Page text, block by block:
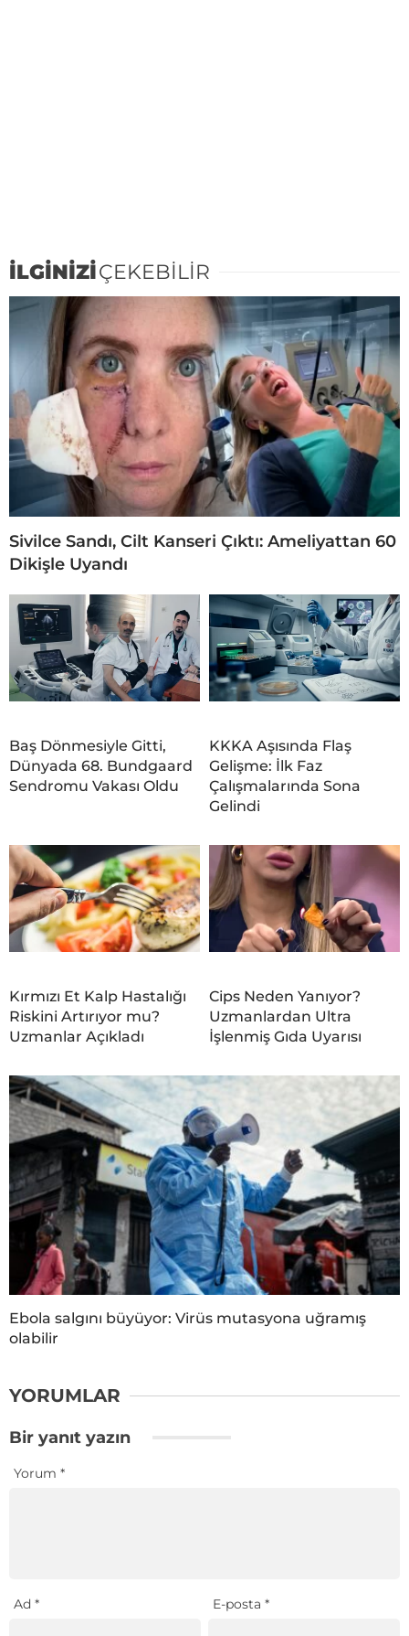
İLGİNİZİÇEKEBİLİR
Sivilce Sandı, Cilt Kanseri Çıktı: Ameliyattan 60
Dikişle Uyandı
Baş Dönmesiyle Gitti,
Dünyada 68. Bundgaard
Sendromu Vakası Oldu
KKKA Aşısında Flaş
Gelişme: İlk Faz
Çalışmalarında Sona
Gelindi
Kırmızı Et Kalp Hastalığı
Riskini Artırıyor mu?
Uzmanlar Açıkladı
Cips Neden Yanıyor?
Uzmanlardan Ultra
İşlenmiş Gıda Uyarısı
Ebola salgını büyüyor: Virüs mutasyona uğramış
olabilir
YORUMLAR
Bir yanıt yazın
Yorum *
Ad * E-posta*